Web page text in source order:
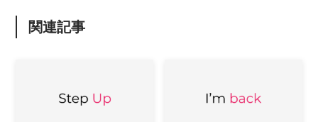
関連記事